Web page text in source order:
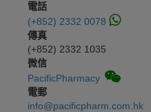
電話
(+852) 2332 0078
傳真
(+852) 2332 1035
微信
PacificPharmacy
電郵
info@pacificpharm.com.hk